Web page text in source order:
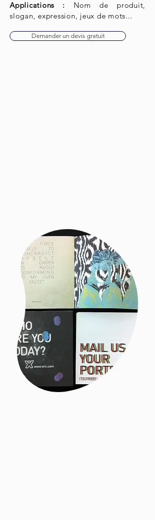
Applications : Nom de produit,
slogan, expression, jeux de mots...
Demander un devis gratuit